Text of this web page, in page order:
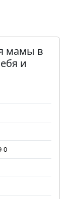
мамы в
и
0